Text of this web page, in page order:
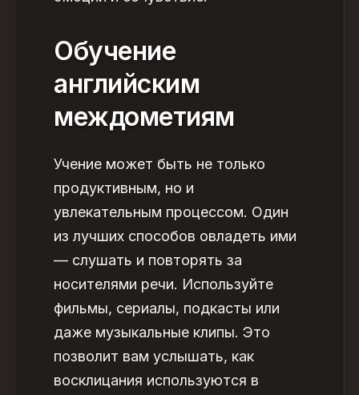
Обучение
английским
междометиям
Учение может быть не только
продуктивным, но и
увлекательным процессом. Один
из лучших способов овладеть ими
— слушать и повторять за
носителями речи. Используйте
фильмы, сериалы, подкасты или
даже музыкальные клипы. Это
позволит вам услышать, как
восклицания используются в